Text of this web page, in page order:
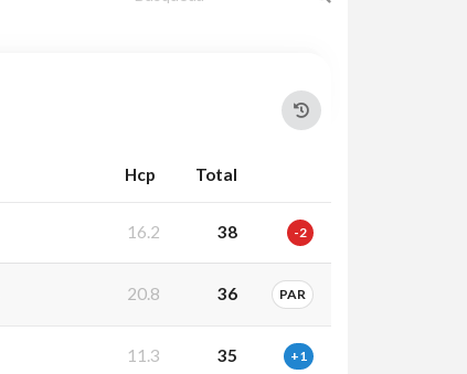
Hcp Total
16.2 38 -2
20.8 36 PAR
11.3 35 +1